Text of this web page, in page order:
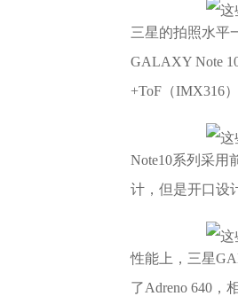
三星的拍照水平
GALAXY Note
+ToF（IMX316
Note10系列采用
计，但是开口设
性能上，三星
了Adreno 640，